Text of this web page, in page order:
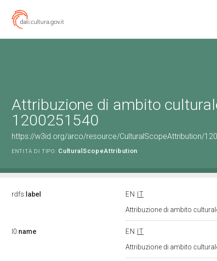
Attribuzione di ambito
1200251540
https://w3id.org/arco/resource/CulturalScopeAttribution/
ENTITÀ DI TIPO: CulturalScopeAttribution
rdfs: label EN
IT
Attribuzione di ambito
l0:name EN
IT
Attribuzione di ambito